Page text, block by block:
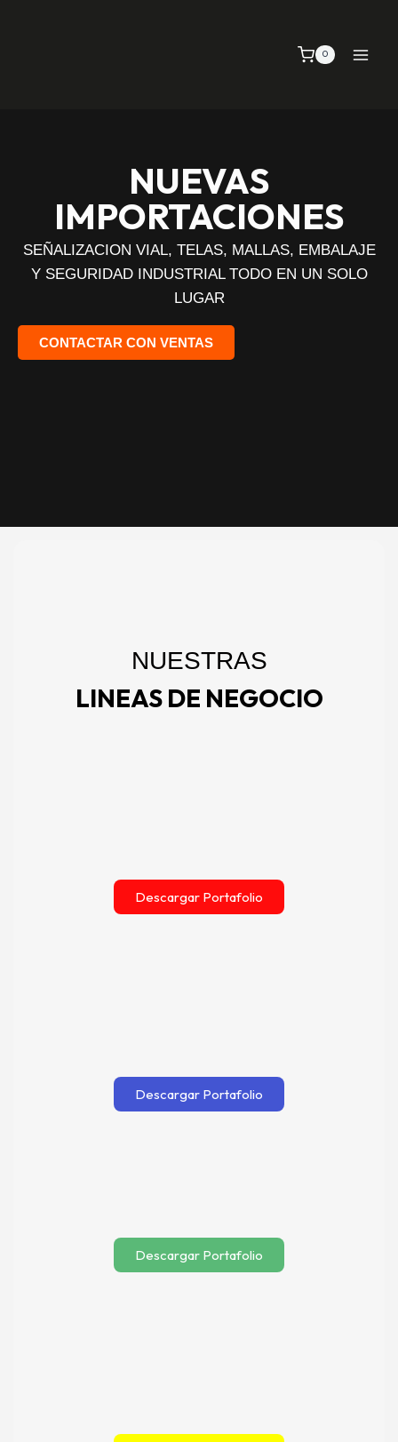
0
NUEVAS
IMPORTACIONES
SEÑALIZACION VIAL, TELAS, MALLAS, EMBALAJE
Y SEGURIDAD INDUSTRIAL TODO EN UN SOLO
LUGAR
CONTACTAR CON VENTAS
NUESTRAS
LINEAS DE NEGOCIO
Descargar Portafolio
Descargar Portafolio
Descargar Portafolio